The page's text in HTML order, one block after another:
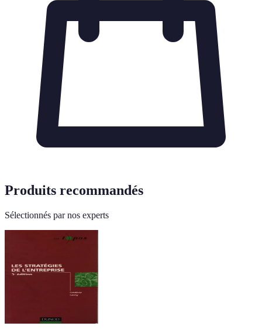
Produits recommandés
Sélectionnés par nos experts